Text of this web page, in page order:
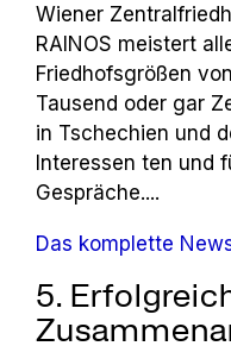
Wiener
RAINOS meistert
Friedhofsgrößen
Tausend oder gar
in Tschechien und
Interessen­ ten und
Gespräche....
Das komplette
5.